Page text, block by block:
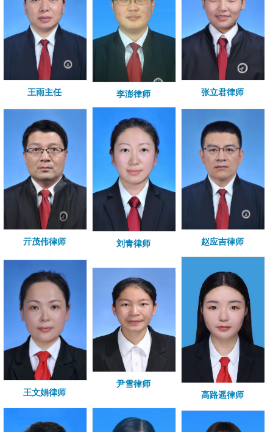
王雨主任 李澎律师 张立君律师
亓茂伟律师 刘青律师 赵应吉律师
王文娟律师
尹雪律师
高路遥律师